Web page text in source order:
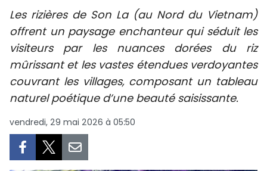
POLITIQUE
ÉCONOMIE
SOCIÉTÉ
CULTURE
TOURISME
Les rizières de Son La (au Nord du Vietnam)
offrent un paysage enchanteur qui séduit les
visiteurs par les nuances dorées du riz
mûrissant et les vastes étendues verdoyantes
couvrant les villages, composant un tableau
naturel poétique d’une beauté saisissante.
vendredi, 29 mai 2026 à 05:50